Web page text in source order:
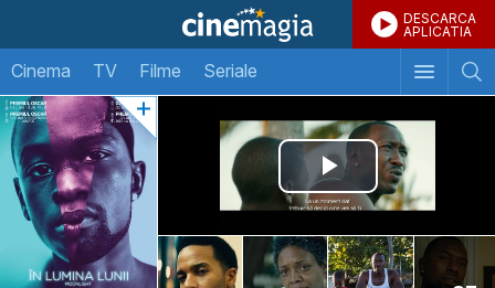
DESCARCA
APLICATIA
Cinema TV Filme Seriale